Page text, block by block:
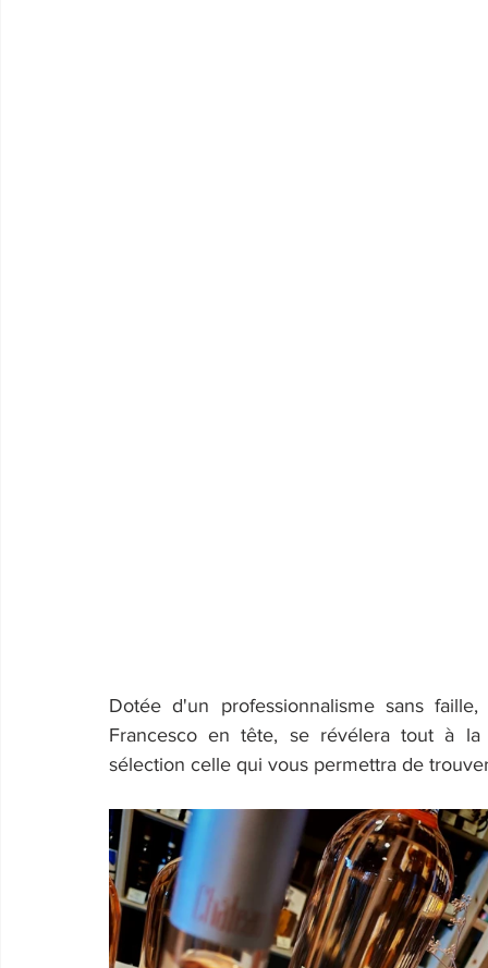
Dotée d'un professionnalisme sans
Francesco en tête, se révélera tout à
sélection celle qui vous permettra de